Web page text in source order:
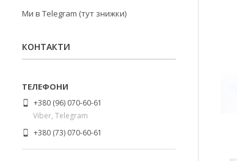
Ми в Telegram (тут знижки)
КОНТАКТИ
+380 (96) 070-60-61
Viber, Telegram
+380 (73) 070-60-61